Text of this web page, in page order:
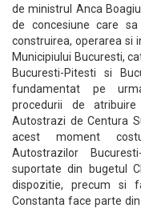
de ministrul Anca
de concesiune care
construirea, operarea si
Municipiului Bucuresti,
Bucuresti-Pitesti si
fundamentat pe
procedurii de
Autostrazi de Centura
acest moment
Autostrazilor
suportate din bugetul
dispozitie, precum si
Constanta face parte